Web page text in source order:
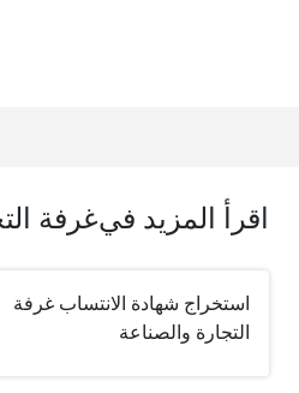
اقرأ المزيد فيغرفة
استخراج شهادة الانتساب غرفة
التجارة والصناعة